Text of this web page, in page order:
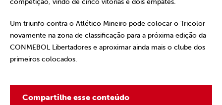
competição, vindo de cinco vitórias e dois empates.
Um triunfo contra o Atlético Mineiro pode colocar o Tricolor
novamente na zona de classificação para a próxima edição da
CONMEBOL Libertadores e aproximar ainda mais o clube dos
primeiros colocados.
Compartilhe esse conteúdo